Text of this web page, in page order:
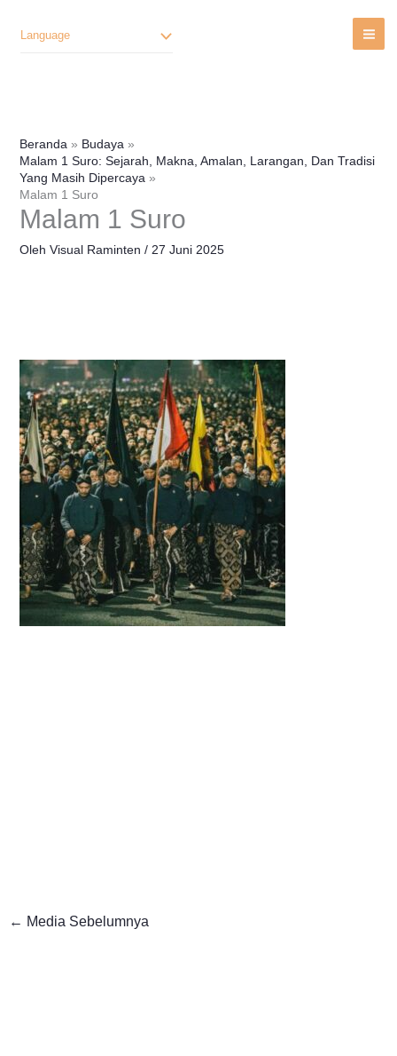
Language
Beranda
Budaya
Malam 1 Suro: Sejarah, Makna, Amalan, Larangan, Dan Tradisi
Yang Masih Dipercaya
Malam 1 Suro
Malam 1 Suro
Oleh Visual Raminten / 27 Juni 2025
← Media Sebelumnya